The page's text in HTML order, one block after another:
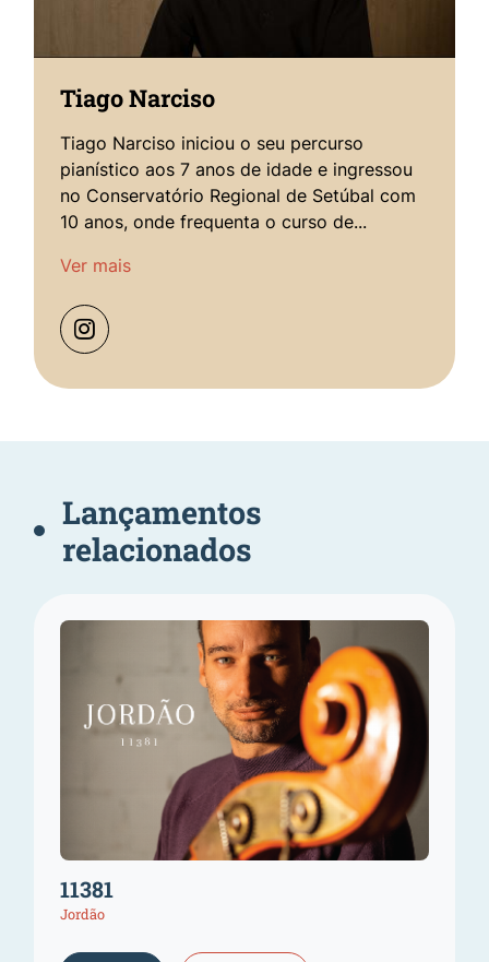
Tiago Narciso
Tiago Narciso iniciou o seu percurso
pianístico aos 7 anos de idade e ingressou
no Conservatório Regional de Setúbal com
10 anos, onde frequenta o curso de...
Ver mais
Lançamentos
relacionados
11381
Jordão